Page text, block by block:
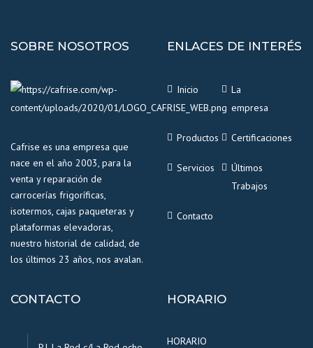
SOBRE NOSOTROS
Cafrise es una empresa que
nace en el año 2003, para la
venta y reparación de
carrocerías frigoríficas,
isotermos, cajas paqueteras y
plataformas elevadoras,
nuestro historial de calidad, de
los últimos 23 años, nos avalan.
ENLACES DE INTERÉS
Inicio
La
empresa
Productos Certificaciones
Servicios
Últimos
Trabajos
Contacto
CONTACTO HORARIO
HORARIO